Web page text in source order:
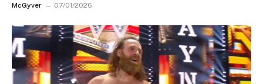
McGyver 07/01/2026